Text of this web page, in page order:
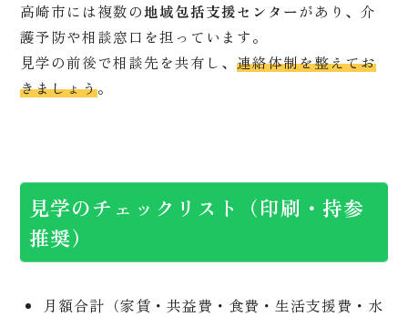
高崎市には複数の地域包括支援センターがあり、介
護予防や相談窓口を担っています。
見学の前後で相談先を共有し、連絡体制を整えてお
きましょう。
見学のチェックリスト（印刷・持参
推奨）
月額合計（家賃・共益費・食費・生活支援費・水